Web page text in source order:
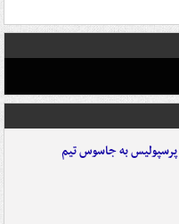
به جاسوس تیم